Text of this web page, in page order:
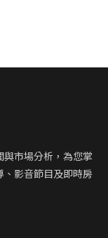
與市場分析，為您掌
影音節目及即時房